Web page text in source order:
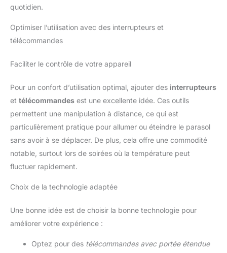
quotidien.
Optimiser l’utilisation avec des interrupteurs et
télécommandes
Faciliter le contrôle de votre appareil
Pour un confort d’utilisation optimal, ajouter des interrupteurs
et télécommandes est une excellente idée. Ces outils
permettent une manipulation à distance, ce qui est
particulièrement pratique pour allumer ou éteindre le parasol
sans avoir à se déplacer. De plus, cela offre une commodité
notable, surtout lors de soirées où la température peut
fluctuer rapidement.
Choix de la technologie adaptée
Une bonne idée est de choisir la bonne technologie pour
améliorer votre expérience :
Optez pour des télécommandes avec portée étendue